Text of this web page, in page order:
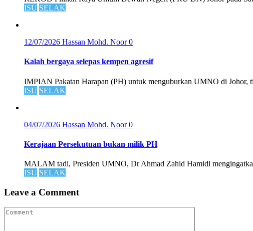
ISU SELAK
12/07/2026 Hassan Mohd. Noor0
Kalah bergaya selepas kempen agresif
IMPIAN Pakatan Harapan (PH) untuk menguburkan UMNO di Johor,
ISU SELAK
04/07/2026 Hassan Mohd. Noor0
Kerajaan Persekutuan bukan milik PH
MALAM tadi, Presiden UMNO, Dr Ahmad Zahid Hamidi
ISU SELAK
Leave a Comment